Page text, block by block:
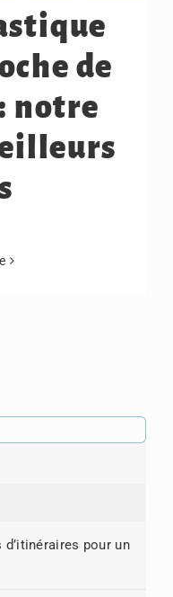
de
notre
d’itinéraires pour un